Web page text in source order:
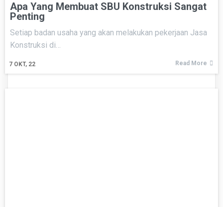
Apa Yang Membuat SBU Konstruksi Sangat
Penting
7 OKT, 22
Setiap badan usaha yang akan melakukan pekerjaan Jasa
Konstruksi di…
Read More